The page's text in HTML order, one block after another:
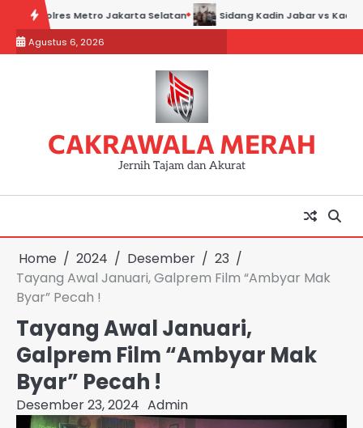
content
Metro Jakarta Selatan Sidang Kadin Jabar vs Kadin Indonesia:
Agustus 6, 2026
CAKRAWALA MERAH
Jernih Tajam dan Akurat
Home 2024 Desember
23
Tayang Awal Januari, Galprem Film “Ambyar Mak
Byar” Pecah !
Tayang Awal Januari,
Galprem Film “Ambyar Mak
Byar” Pecah !
Desember 23, 2024 Admin